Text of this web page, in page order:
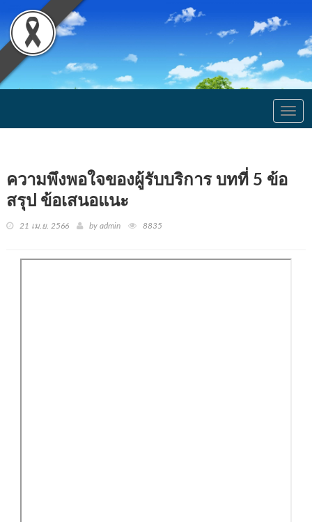
ความพึงพอใจของผู้รับบริการ บทที่ 5 ข้อ
สรุป ข้อเสนอแนะ
21 เม.ย. 2566 by admin 8835